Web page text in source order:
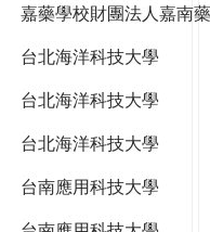
嘉藥學校財團法人嘉南
台北海洋科技大學
台北海洋科技大學
台北海洋科技大學
台南應用科技大學